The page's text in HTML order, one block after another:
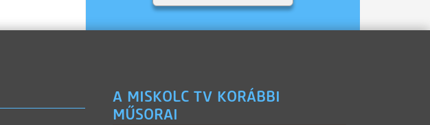
A MISKOLC TV KORÁBBI
MŰSORAI